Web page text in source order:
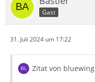
Gast
31. Juli 2024 um 17:22
Zitat von bluewing